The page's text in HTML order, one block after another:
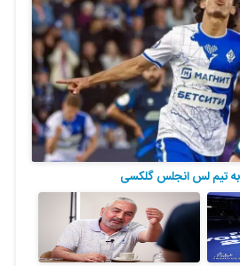
به تیم لس انجلس گلکسی